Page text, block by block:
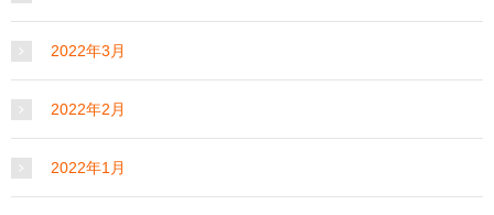
2022年3月
2022年2月
2022年1月